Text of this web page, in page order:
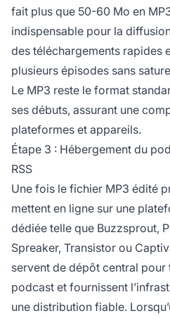
fait plus que 50-60 Mo en
indispensable pour la
des téléchargements rapides
plusieurs épisodes sans
Le MP3 reste le format
ses débuts, assurant une
plateformes et appareils.
Étape 3 : Hébergement du
RSS
Une fois le fichier MP3 édité
mettent en ligne sur une
dédiée telle que Buzzsprout,
Spreaker, Transistor ou
servent de dépôt central pour
podcast et fournissent
une distribution fiable.